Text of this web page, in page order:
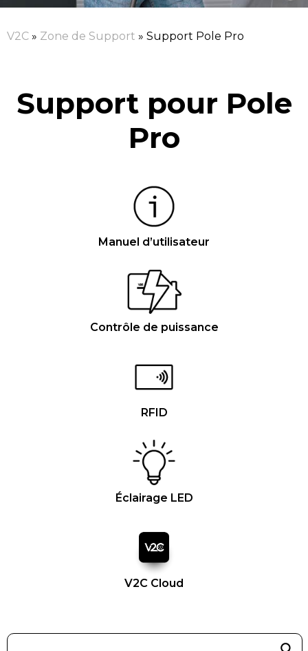
V2C » Zone de Support » Support Pole Pro
Support pour Pole
Pro
Manuel d’utilisateur
Contrôle de puissance
RFID
Éclairage LED
V2C Cloud